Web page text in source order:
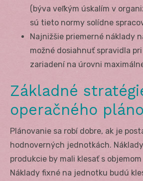
(býva veľkým úskalím v
sú tieto normy solídne
Najnižšie priemerné náklady
možné dosiahnuť spravidla
zariadení na úrovni
Základné
operačného
Plánovanie sa robí dobre, ak je
hodnoverných jednotkách.
produkcie by mali klesať s
Náklady fixné na jednotku budú